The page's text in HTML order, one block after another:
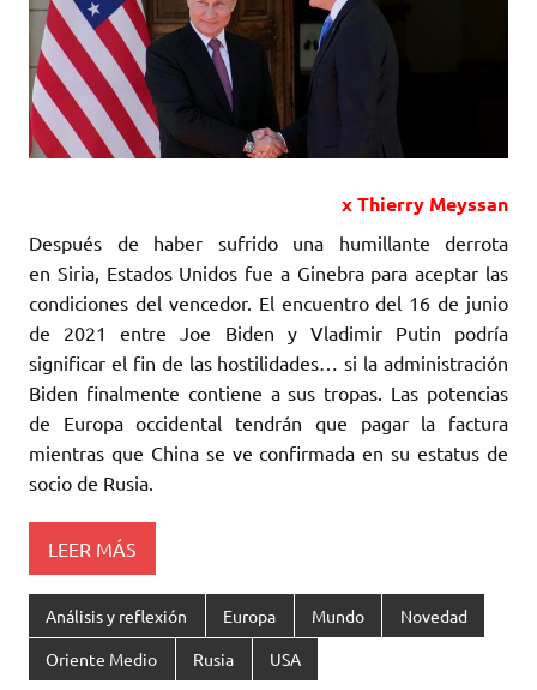
x Thierry Meyssan
Después de haber sufrido una humillante derrota
en Siria, Estados Unidos fue ‎a Ginebra para aceptar las
condiciones del vencedor. El encuentro del 16 de junio
‎de 2021 entre Joe Biden y Vladimir Putin podría
significar el fin de las hostilidades… ‎si la administración
Biden finalmente contiene a sus tropas. Las potencias
de Europa ‎occidental tendrán que pagar la factura
mientras que China se ve confirmada en su ‎estatus de
socio de Rusia.‎
LEER MÁS
Análisis y reflexión Europa Mundo Novedad
Oriente Medio Rusia USA